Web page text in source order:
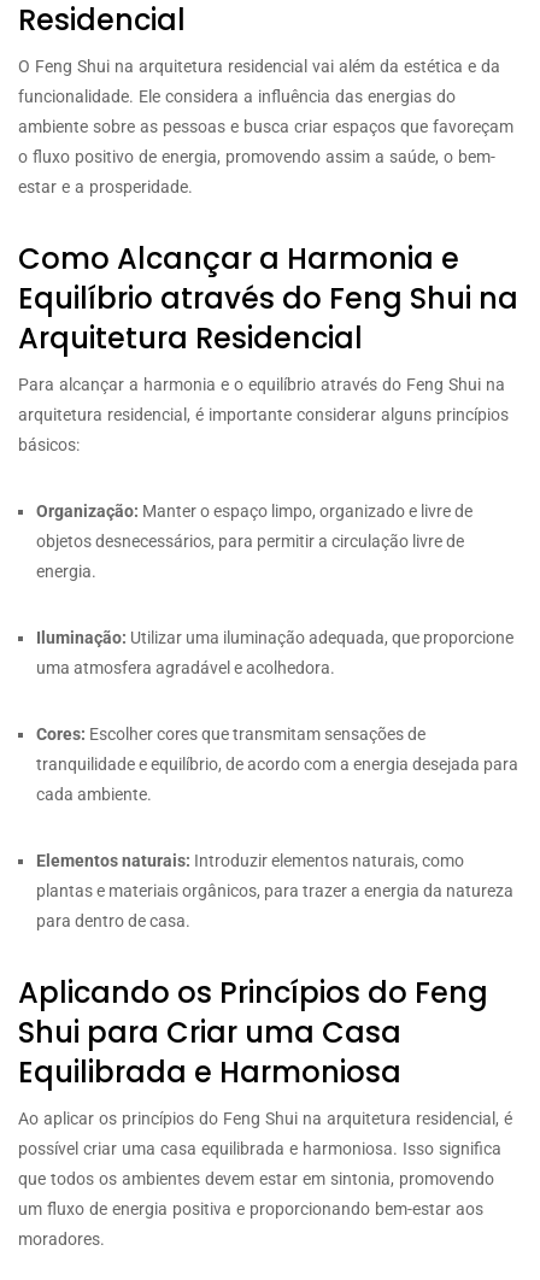
Residencial
O Feng Shui na arquitetura residencial vai além da estética e da
funcionalidade. Ele considera a influência das energias do
ambiente sobre as pessoas e busca criar espaços que favoreçam
o fluxo positivo de energia, promovendo assim a saúde, o bem-
estar e a prosperidade.
Como Alcançar a Harmonia e
Equilíbrio através do Feng Shui na
Arquitetura Residencial
Para alcançar a harmonia e o equilíbrio através do Feng Shui na
arquitetura residencial, é importante considerar alguns princípios
básicos:
Organização: Manter o espaço limpo, organizado e livre de
objetos desnecessários, para permitir a circulação livre de
energia.
Iluminação: Utilizar uma iluminação adequada, que proporcione
uma atmosfera agradável e acolhedora.
Cores: Escolher cores que transmitam sensações de
tranquilidade e equilíbrio, de acordo com a energia desejada para
cada ambiente.
Elementos naturais: Introduzir elementos naturais, como
plantas e materiais orgânicos, para trazer a energia da natureza
para dentro de casa.
Aplicando os Princípios do Feng
Shui para Criar uma Casa
Equilibrada e Harmoniosa
Ao aplicar os princípios do Feng Shui na arquitetura residencial, é
possível criar uma casa equilibrada e harmoniosa. Isso significa
que todos os ambientes devem estar em sintonia, promovendo
um fluxo de energia positiva e proporcionando bem-estar aos
moradores.